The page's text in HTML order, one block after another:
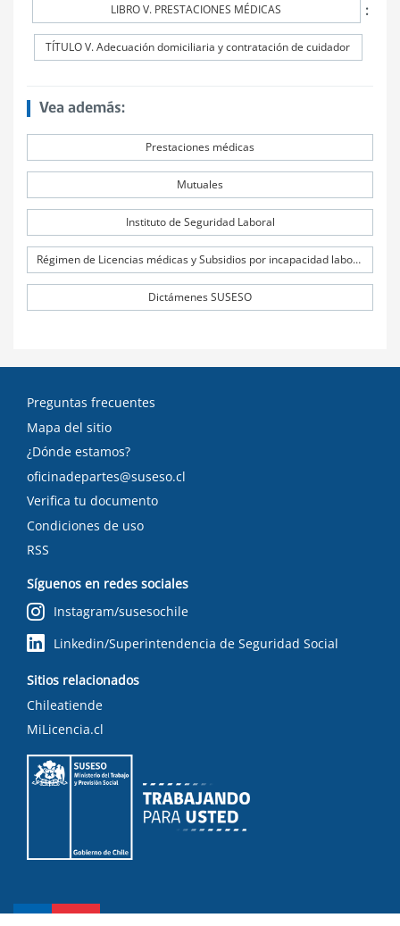
LIBRO V. PRESTACIONES MÉDICAS :
TÍTULO V. Adecuación domiciliaria y contratación de cuidador
Vea además:
Prestaciones médicas
Mutuales
Instituto de Seguridad Laboral
Régimen de Licencias médicas y Subsidios por incapacidad laboral (SIL)
Dictámenes SUSESO
Preguntas frecuentes
Mapa del sitio
¿Dónde estamos?
oficinadepartes@suseso.cl
Verifica tu documento
Condiciones de uso
RSS
Síguenos en redes sociales
Instagram/susesochile
Linkedin/Superintendencia de Seguridad Social
Sitios relacionados
Chileatiende
MiLicencia.cl